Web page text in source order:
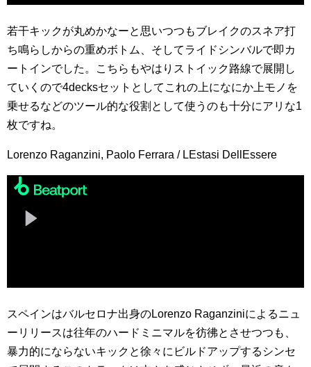
若干キックが丸めかなーと思いつつもブレイクのスネア打
ち鳴らしからの重めボトム、そしてライドシンバルで即カ
ートインでした。こちらもやはりストイック路線で展開し
ていくので4decksセットとしてこれの上になにか上モノを
乗せるなどのツール的な役割として使うのも十分にアリな1
枚ですね。
Lorenzo Raganzini, Paolo Ferrara / LEstasi DellEssere
スペインはバルセロナ出身のLorenzo Raganziniによるニュ
ーリリースは往年のハードミニマルを彷彿とさせつつも、
暴力的にならないキックと徐々にビルドアップするシンセ